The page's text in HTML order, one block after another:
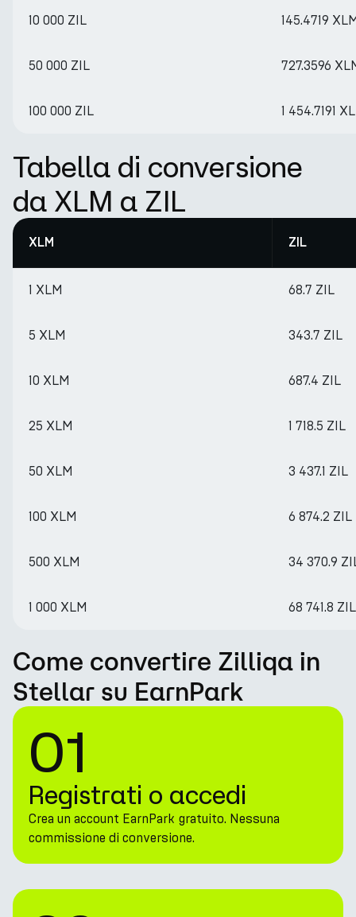
10 000 ZIL 145.4719
50 000 ZIL 727.3596
100 000 ZIL 1 454.7191
Tabella di conversione
da XLM a ZIL
XLM ZIL
1 XLM 68.7 ZIL
5 XLM 343.7 ZIL
10 XLM 687.4 ZIL
25 XLM 1 718.5 ZIL
50 XLM 3 437.1 ZIL
100 XLM 6 874.2 ZIL
500 XLM 34 370.9
1 000 XLM 68 741.8 ZIL
Come convertire Zilliqa in
Stellar su EarnPark
01
Registrati o accedi
Crea un account EarnPark gratuito. Nessuna
commissione di conversione.